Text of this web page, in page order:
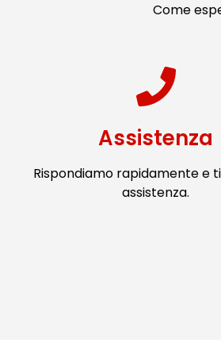
Come
Assistenza
Rispondiamo rapidamente e
assistenza.